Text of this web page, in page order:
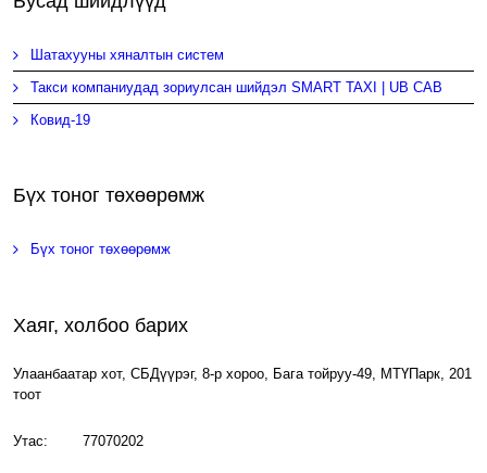
Шатахууны хяналтын систем
Такси компаниудад зориулсан шийдэл SMART TAXI | UB CAB
Ковид-19
Бүх тоног төхөөрөмж
Бүх тоног төхөөрөмж
Хаяг, холбоо барих
Улаанбаатар хот, СБДүүрэг, 8-р хороо, Бага тойруу-49, МТҮПарк, 201
тоот
Утас: 77070202